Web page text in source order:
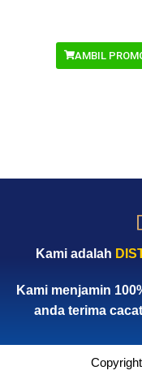
AMBIL
Kami adalah
Kami menjamin
anda terima